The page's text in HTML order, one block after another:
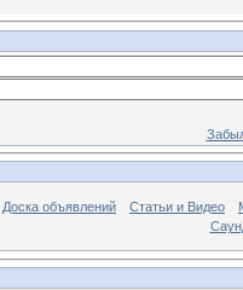
Доска объявлений Статьи и Видео